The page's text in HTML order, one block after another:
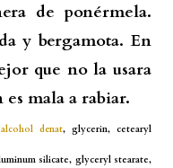
de ponérmela.
y bergamota. En
que no la usara
mala a rabiar.
alcohol denat, glycerin, cetearyl
silicate, glyceryl stearate,